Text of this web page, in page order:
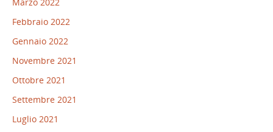
Marzo 2022
Febbraio 2022
Gennaio 2022
Novembre 2021
Ottobre 2021
Settembre 2021
Luglio 2021